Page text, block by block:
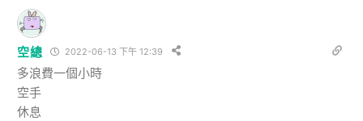
空總 2022-06-13 下午 12:39
多浪費一個小時
空手
休息